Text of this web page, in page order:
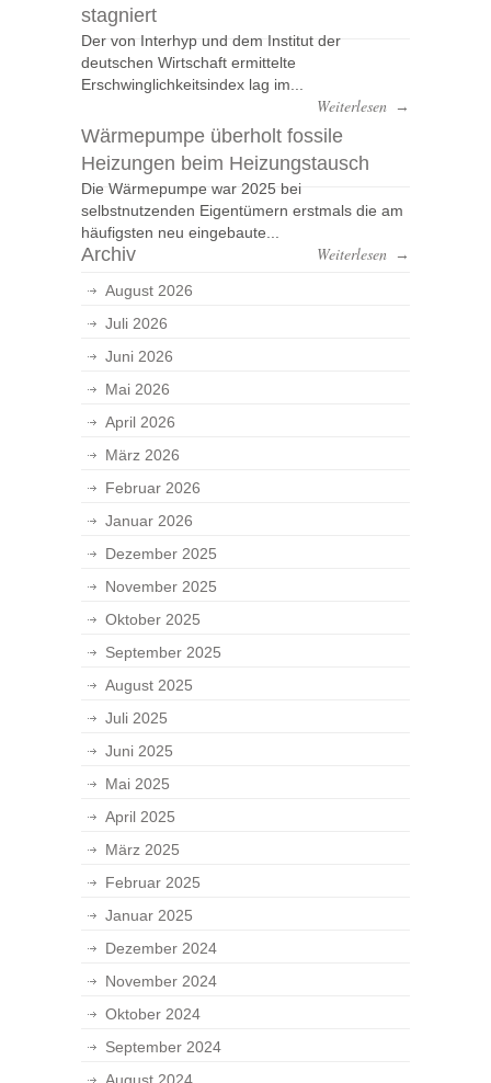
stagniert
Der von Interhyp und dem Institut der
deutschen Wirtschaft ermittelte
Erschwinglichkeitsindex lag im...
Weiterlesen →
Wärmepumpe überholt fossile
Heizungen beim Heizungstausch
Die Wärmepumpe war 2025 bei
selbstnutzenden Eigentümern erstmals die am
häufigsten neu eingebaute...
Weiterlesen →
Archiv
August 2026
Juli 2026
Juni 2026
Mai 2026
April 2026
März 2026
Februar 2026
Januar 2026
Dezember 2025
November 2025
Oktober 2025
September 2025
August 2025
Juli 2025
Juni 2025
Mai 2025
April 2025
März 2025
Februar 2025
Januar 2025
Dezember 2024
November 2024
Oktober 2024
September 2024